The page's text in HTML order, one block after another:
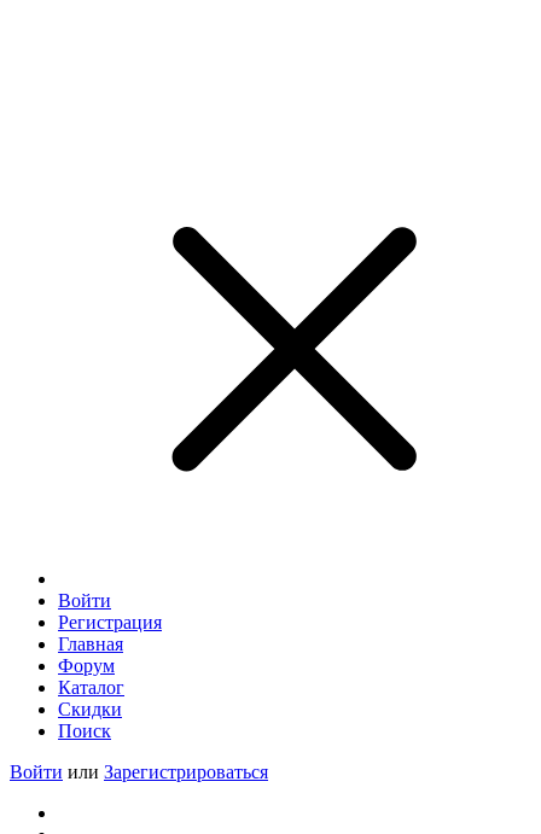
Войти
Регистрация
Главная
Форум
Каталог
Скидки
Поиск
Войти или Зарегистрироваться